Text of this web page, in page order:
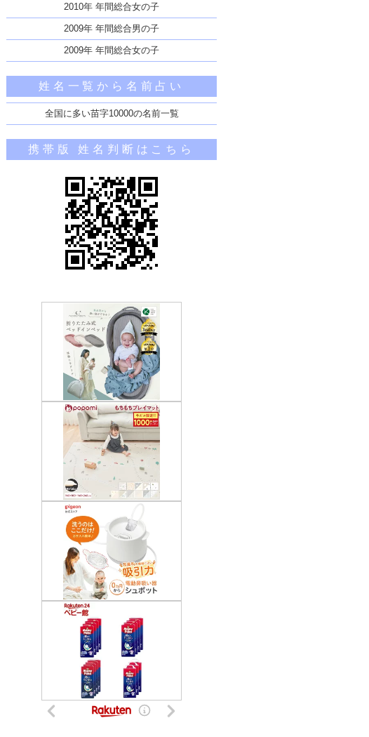
2010年 年間総合女の子
2009年 年間総合男の子
2009年 年間総合女の子
姓名一覧から名前占い
全国に多い苗字10000の名前一覧
携帯版 姓名判断はこちら